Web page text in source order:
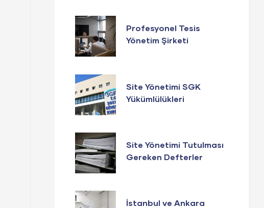
Profesyonel Tesis
Yönetim Şirketi
Site Yönetimi SGK
Yükümlülükleri
Site Yönetimi Tutulması
Gereken Defterler
İstanbul ve Ankara